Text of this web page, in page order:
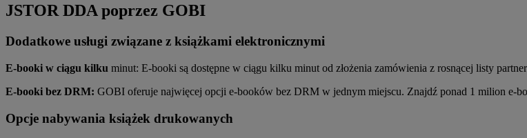
JSTOR DDA poprzez GOBI
Dodatkowe usługi związane z książkami elektronicznymi
E-booki w ciągu kilku minut: E-booki są dostępne w ciągu kilku minut od złożenia zamówienia z rosnącej listy
E-booki bez DRM: GOBI oferuje najwięcej opcji e-booków bez DRM w jednym miejscu. Znajdź ponad 1 milion e-
Opcje nabywania książek drukowanych